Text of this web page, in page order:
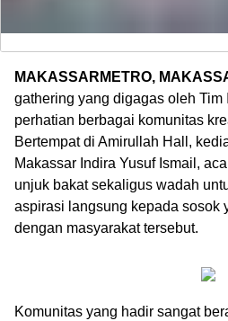
MAKASSARMETRO,
gathering yang digagas oleh Tim
perhatian berbagai komunitas
Bertempat di Amirullah Hall,
Makassar Indira Yusuf Ismail,
unjuk bakat sekaligus wadah
aspirasi langsung kepada sosok
dengan masyarakat tersebut.
Komunitas yang hadir sangat